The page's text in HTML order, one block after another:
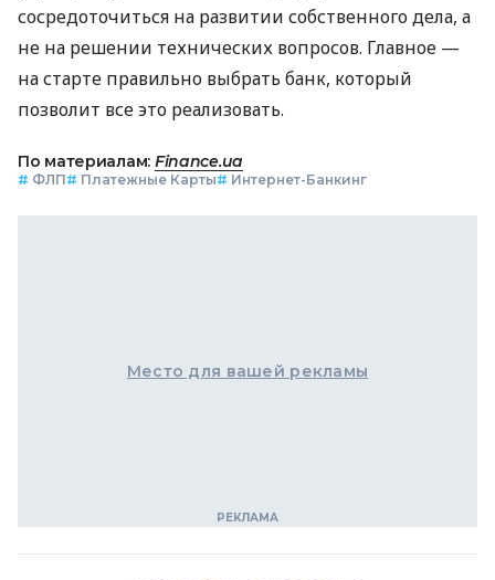
сосредоточиться на развитии собственного дела, а
не на решении технических вопросов. Главное —
на старте правильно выбрать банк, который
позволит все это реализовать.
По материалам: Finance.ua
# ФЛП# Платежные Карты# Интернет-Банкинг
Место для вашей рекламы